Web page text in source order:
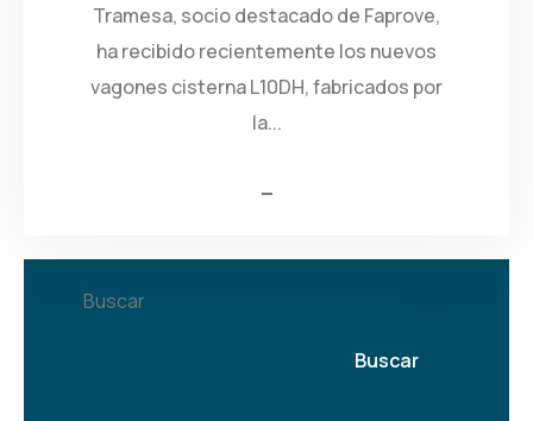
Tramesa, socio destacado de Faprove,
ha recibido recientemente los nuevos
vagones cisterna L10DH, fabricados por
la...
Buscar
Buscar